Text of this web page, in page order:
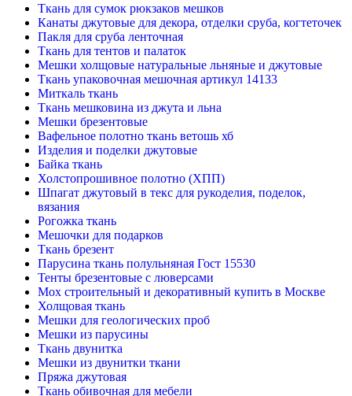
Ткань для сумок рюкзаков мешков
Канаты джутовые для декора, отделки сруба, когтеточек
Пакля для сруба ленточная
Ткань для тентов и палаток
Мешки холщовые натуральные льняные и джутовые
Ткань упаковочная мешочная артикул 14133
Миткаль ткань
Ткань мешковина из джута и льна
Мешки брезентовые
Вафельное полотно ткань ветошь хб
Изделия и поделки джутовые
Байка ткань
Холстопрошивное полотно (ХПП)
Шпагат джутовый в текс для рукоделия, поделок,
вязания
Рогожка ткань
Мешочки для подарков
Ткань брезент
Парусина ткань полульняная Гост 15530
Тенты брезентовые с люверсами
Мох строительный и декоративный купить в Москве
Холщовая ткань
Мешки для геологических проб
Мешки из парусины
Ткань двунитка
Мешки из двунитки ткани
Пряжа джутовая
Ткань обивочная для мебели